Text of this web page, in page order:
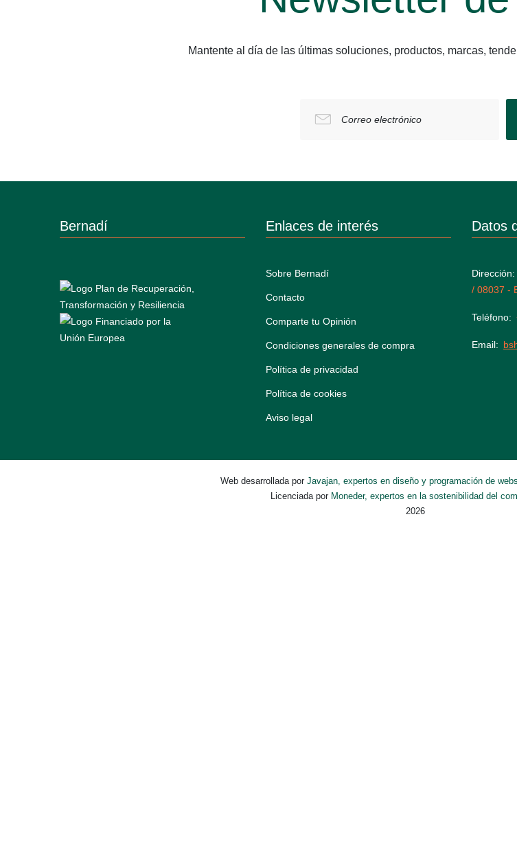
Mantente al día de las últimas soluciones, productos, marcas,
Correo electrónico
Bernadí Enlaces de interés
Sobre Bernadí
Contacto
Comparte tu Opinión
Condiciones generales de compra
Política de privacidad
Política de cookies
Aviso legal
Datos
Dirección
/ 08037 -
Teléfono
Email
Web desarrollada por Javajan, expertos en diseño y programación de
Licenciada por Moneder, expertos en la sostenibilidad del
2026